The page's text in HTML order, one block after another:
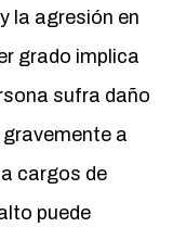
la agresión en
grado implica
sufra daño
a
cargos de
puede